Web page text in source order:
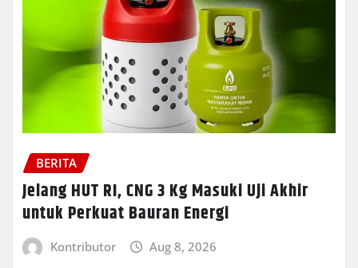
BERITA
Jelang HUT RI, CNG 3 Kg Masuki Uji Akhir
untuk Perkuat Bauran Energi
Kontributor Aug 8, 2026